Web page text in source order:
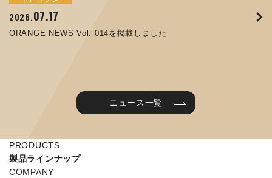
2026.07.17
ORANGE NEWS Vol. 014を掲載しました
お知らせ
2025.05.15
2025.07.31
ORANGE NEWS Vol. 010を掲載しました
2024.05.13
MEX金沢2024 学生向け会社説明コーナー予約のご案内 ※
終了しました
2026.06.26
第65回定時株主総会のご報告を掲載しました
サステナビリティ
2025.12.04
ニュース一覧
PRODUCTS
製品ラインナップ
COMPANY